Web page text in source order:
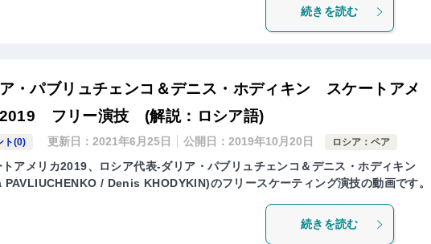
続きを読む
・パブリュチェンコ＆デニス・ホディキン スケートアメ
2019 フリー演技 (解説：ロシア語)
ト(0) 更新日：2021年6月25日 公開日：2019年10月20日 ロシア：ペア
トアメリカ2019、ロシア代表-ダリア・パブリュチェンコ＆デニス・ホディキン
PAVLIUCHENKO / Denis KHODYKIN)のフリースケーティング演技の動画です。
続きを読む